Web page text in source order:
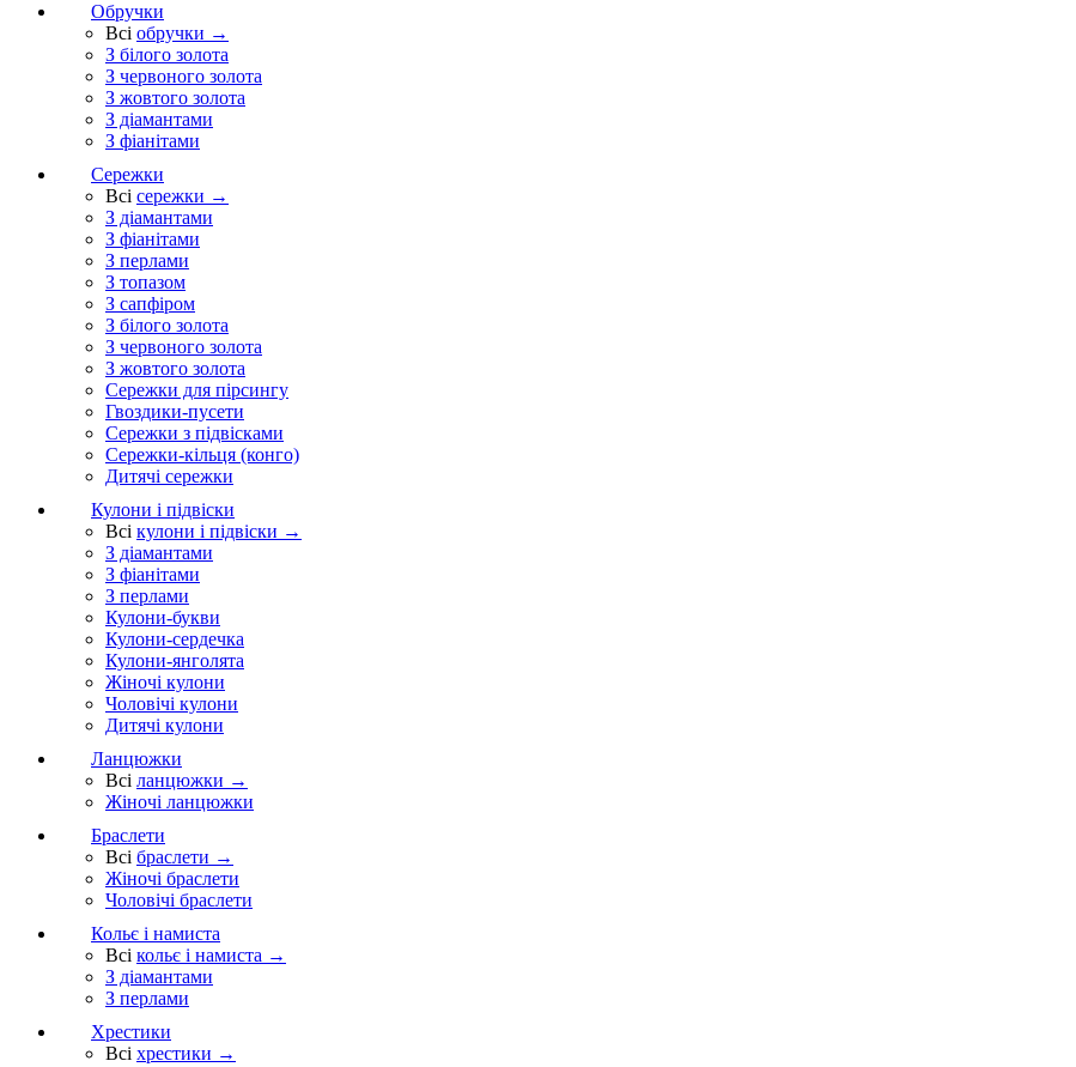
Обручки
Всі обручки →
З білого золота
З червоного золота
З жовтого золота
З діамантами
З фіанітами
Сережки
Всі сережки →
З діамантами
З фіанітами
З перлами
З топазом
З сапфіром
З білого золота
З червоного золота
З жовтого золота
Сережки для пірсингу
Гвоздики-пусети
Сережки з підвісками
Сережки-кільця (конго)
Дитячі сережки
Кулони і підвіски
Всі кулони і підвіски →
З діамантами
З фіанітами
З перлами
Кулони-букви
Кулони-сердечка
Кулони-янголята
Жіночі кулони
Чоловічі кулони
Дитячі кулони
Ланцюжки
Всі ланцюжки →
Жіночі ланцюжки
Браслети
Всі браслети →
Жіночі браслети
Чоловічі браслети
Кольє і намиста
Всі кольє і намиста →
З діамантами
З перлами
Хрестики
Всі хрестики →